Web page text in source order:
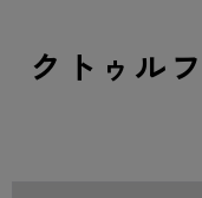
クトゥル